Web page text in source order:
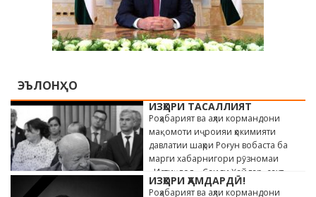
ЭЪЛОНҲО
ИЗҲОРИ ТАСАЛЛИЯТ
Роҳабарият ва аҳли кормандони
мақомоти иҷроияи ҳокимияти
давлатии шаҳри Роғун вобаста ба
марги хабарнигори рӯзномаи
«Истиқлол» Саиди Ҳайдар, сахт
андӯҳгин …
ИЗҲОРИ ҲАМДАРДӢ!
Роҳабарият ва аҳли кормандони